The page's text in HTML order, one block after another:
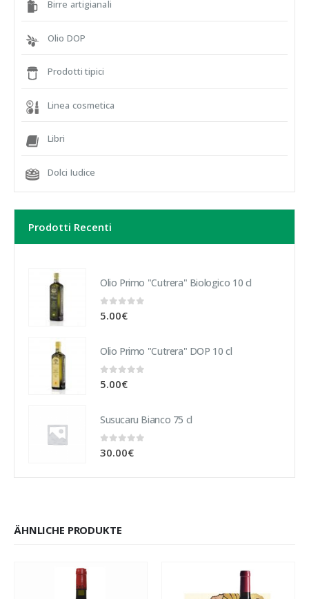
Birre artigianali
Olio DOP
Prodotti tipici
Linea cosmetica
Libri
Dolci Iudice
Prodotti Recenti
Olio Primo "Cutrera" Biologico 10 cl
0 out of 5
5.00€
Olio Primo "Cutrera" DOP 10 cl
0 out of 5
5.00€
Susucaru Bianco 75 cl
0out of 5
30.00€
ÄHNLICHE PRODUKTE